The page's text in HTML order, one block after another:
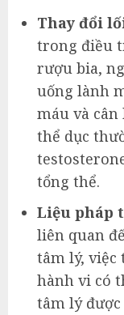
Thay đổi
trong điều
rượu bia,
uống lành
máu và
thể dục
tổng thể.
Liệu pháp
liên quan
tâm lý,
hành vi có
tâm lý